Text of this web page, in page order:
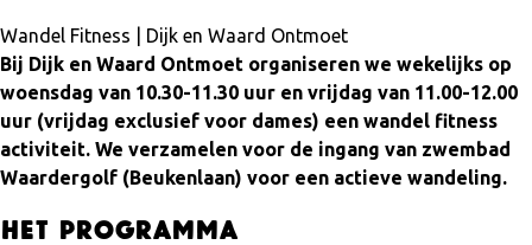
Wandel Fitness | Dijk en Waard Ontmoet
Bij Dijk en Waard Ontmoet organiseren we wekelijks op
woensdag van 10.30-11.30 uur en vrijdag van 11.00-12.00
uur (vrijdag exclusief voor dames) een wandel fitness
activiteit. We verzamelen voor de ingang van zwembad
Waardergolf (Beukenlaan) voor een actieve wandeling.
Het programma